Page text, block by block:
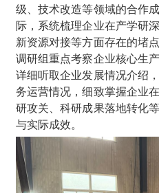
级、技术改造等领域的合作
际，系统梳理企业在产学研
新资源对接等方面存在的堵
调研组重点考察企业核心生
详细听取企业发展情况介绍
务运营情况，细致掌握企业
研攻关、科研成果落地转化
与实际成效。